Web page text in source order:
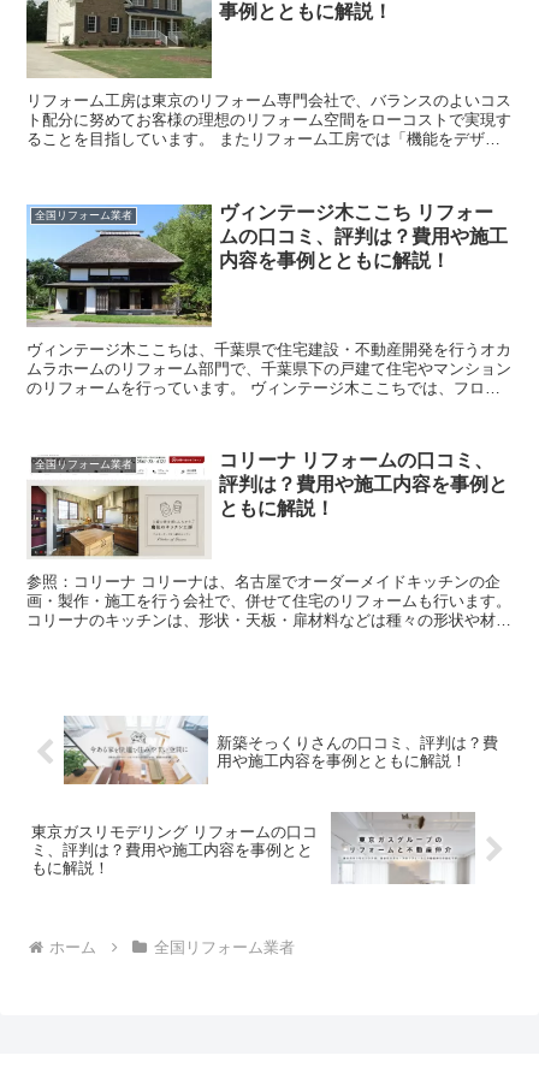
事例とともに解説！
リフォーム工房は東京のリフォーム専門会社で、バランスのよいコス
ト配分に努めてお客様の理想のリフォーム空間をローコストで実現す
ることを目指しています。 またリフォーム工房では「機能をデザイ
全国リフォーム業者
ヴィンテージ木ここち リフォー
ムの口コミ、評判は？費用や施工
内容を事例とともに解説！
ヴィンテージ木ここちは、千葉県で住宅建設・不動産開発を行うオカ
ムラホームのリフォーム部門で、千葉県下の戸建て住宅やマンション
のリフォームを行っています。 ヴィンテージ木ここちでは、フロー
全国リフォーム業者
コリーナ リフォームの口コミ、
評判は？費用や施工内容を事例と
ともに解説！
参照：コリーナ コリーナは、名古屋でオーダーメイドキッチンの企
画・製作・施工を行う会社で、併せて住宅のリフォームも行います。
コリーナのキッチンは、形状・天板・扉材料などは種々の形状や材質
新築そっくりさんの口コミ、評判は？費
用や施工内容を事例とともに解説！
東京ガスリモデリング リフォームの口コ
ミ、評判は？費用や施工内容を事例とと
もに解説！
ホーム 全国リフォーム業者